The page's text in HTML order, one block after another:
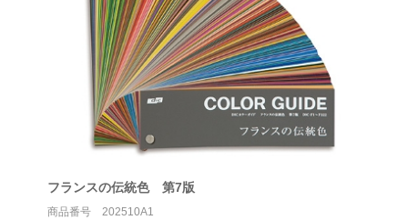
フランスの伝統色 第7版
商品番号 202510A1